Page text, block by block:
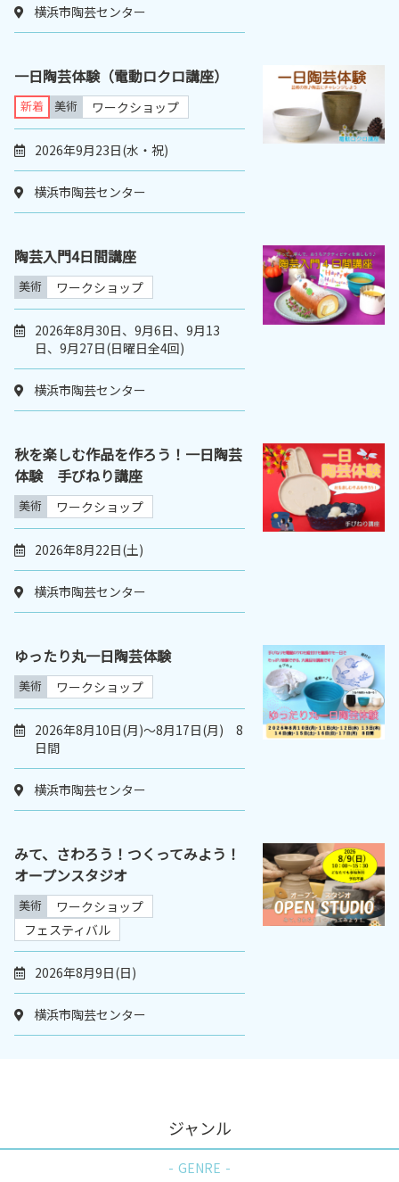
横浜市陶芸センター
一日陶芸体験（電動ロクロ講座）
新着 美術 ワークショップ
2026年9月23日(水・祝)
横浜市陶芸センター
陶芸入門4日間講座
美術 ワークショップ
2026年8月30日、9月6日、9月13
日、9月27日(日曜日全4回)
横浜市陶芸センター
秋を楽しむ作品を作ろう！一日陶芸
体験 手びねり講座
美術 ワークショップ
2026年8月22日(土)
横浜市陶芸センター
ゆったり丸一日陶芸体験
美術 ワークショップ
2026年8月10日(月)～8月17日(月) 8
日間
横浜市陶芸センター
みて、さわろう！つくってみよう！
オープンスタジオ
美術
ワークショップ
フェスティバル
2026年8月9日(日)
横浜市陶芸センター
ジャンル
GENRE